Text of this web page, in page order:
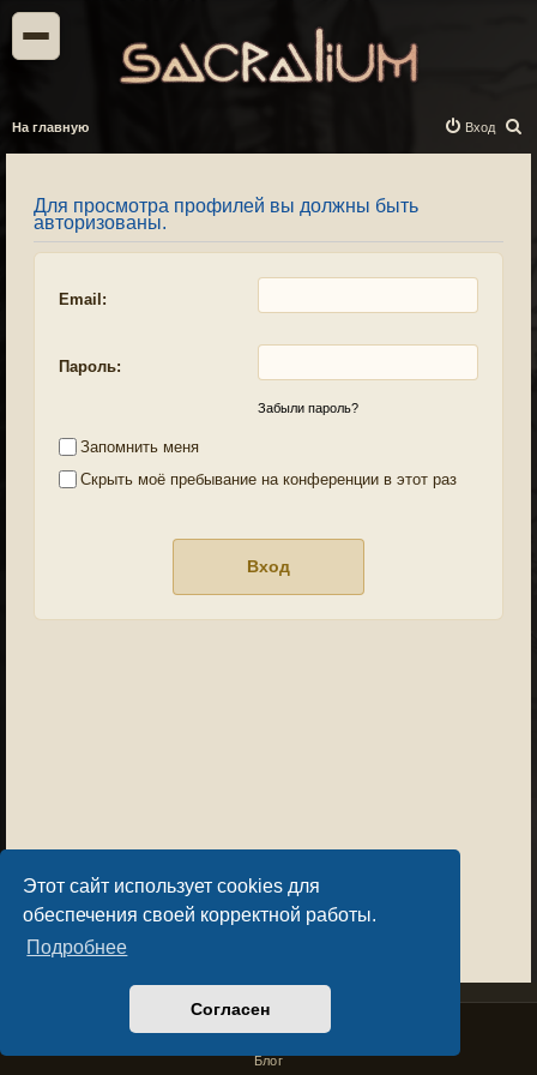
Этот сайт использует cookies для
обеспечения своей корректной работы.
Подробнее
Согласен
На главную
о
Вход
Для просмотра профилей вы должны быть
авторизованы.
Email:
Пароль:
Забыли пароль?
Запомнить меня
Скрыть моё пребывание на конференции в этот раз
Privacy PolicyLicense Agreement
Copyright © Sacralium Games 2023-
Блог